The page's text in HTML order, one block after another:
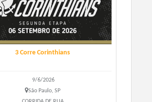
3 Corre Corinthians
9/6/2026
São Paulo, SP